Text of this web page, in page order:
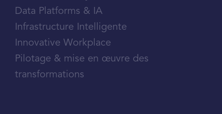
Data Platforms & IA
Infrastructure Intelligente
Innovative Workplace
Pilotage & mise en œuvre des
transformations